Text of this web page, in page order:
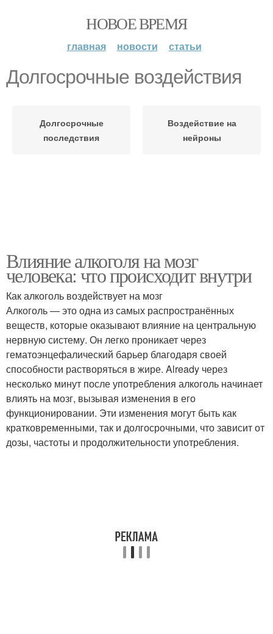
НОВОЕ ВРЕМЯ
главная новости статьи
Долгосрочные воздействия
Долгосрочные
последствия
Воздействие на
нейроны
Влияние алкоголя на мозг
человека: что происходит внутри
Как алкоголь воздействует на мозг
Алкоголь — это одна из самых распространённых
веществ, которые оказывают влияние на центральную
нервную систему. Он легко проникает через
гематоэнцефалический барьер благодаря своей
способности растворяться в жире. Already через
несколько минут после употребления алкоголь начинает
влиять на мозг, вызывая изменения в его
функционировании. Эти изменения могут быть как
кратковременными, так и долгосрочными, что зависит от
дозы, частоты и продолжительности употребления.